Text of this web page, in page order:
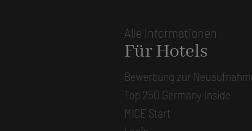
Alle Informationen
Für Hotels
Bewerbung zur
Top 250 Germany Inside
MICE Start